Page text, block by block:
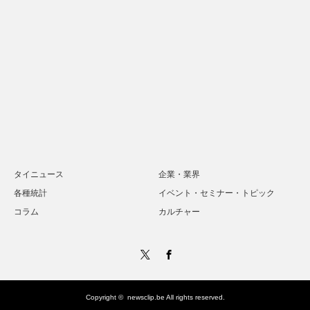
タイニュース
企業・業界
各種統計
イベント・セミナー・トピック
コラム
カルチャー
Copyright © newsclip.be All rights reserved.